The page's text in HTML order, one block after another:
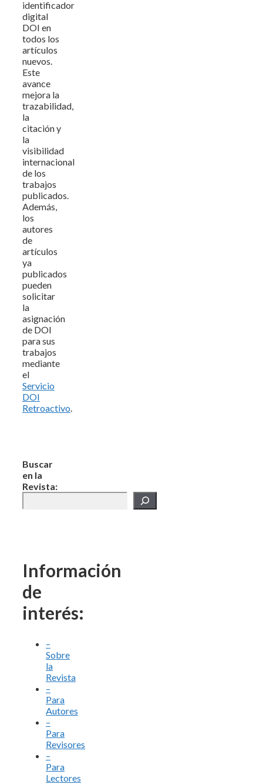
identificador
digital
DOI en
todos los
artículos
nuevos.
Este
avance
mejora la
trazabilidad,
la
citación y
la
visibilidad
internacional
de los
trabajos
publicados.
Además,
los
autores
de
artículos
ya
publicados
pueden
solicitar
la
asignación
de DOI
para sus
trabajos
mediante
el
Servicio
DOI
Retroactivo
Buscar
en la
Revista:
Información
de
interés:
–
Sobre
la
Revista
–
Para
Autores
–
Para
Revisores
–
Para
Lectores